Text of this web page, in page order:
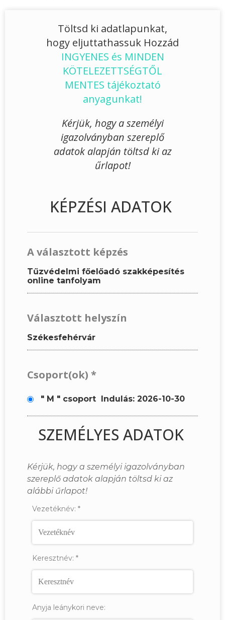
Töltsd ki adatlapunkat,
hogy eljuttathassuk Hozzád
INGYENES és MINDEN
KÖTELEZETTSÉGTŐL
MENTES tájékoztató
anyagunkat!
Kérjük, hogy a személyi
igazolványban szereplő
adatok alapján töltsd ki az
űrlapot!
KÉPZÉSI ADATOK
A választott képzés
Tűzvédelmi főelőadó szakképesítés
online tanfolyam
Választott helyszín
Székesfehérvár
Csoport(ok) *
" M " csoport Indulás: 2026-10-30
SZEMÉLYES ADATOK
Kérjük, hogy a személyi igazolványban
szereplő adatok alapján töltsd ki az
alábbi űrlapot!
Vezetéknév: *
Keresztnév: *
Anyja leánykori neve: